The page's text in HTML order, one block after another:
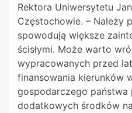
Rektora Uniwersytetu
Częstochowie. – Należy
spowodują większe
ścisłymi. Może warto
wypracowanych przed
finansowania kierunków
gospodarczego państwa
dodatkowych środków